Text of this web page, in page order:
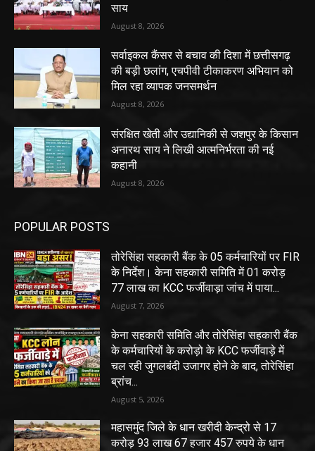
साय
August 8, 2026
सर्वाइकल कैंसर से बचाव की दिशा में छत्तीसगढ़
की बड़ी छलांग, एचपीवी टीकाकरण अभियान को
मिल रहा व्यापक जनसमर्थन
August 8, 2026
संरक्षित खेती और उद्यानिकी से जशपुर के किसान
अनारथ साय ने लिखी आत्मनिर्भरता की नई
कहानी
August 8, 2026
POPULAR POSTS
तोरेसिंहा सहकारी बैंक के 05 कर्मचारियों पर FIR
के निर्देश। केना सहकारी समिति में 01 करोड़
77 लाख का KCC फर्जीवाड़ा जांच में पाया...
August 7, 2026
केना सहकारी समिति और तोरेसिंहा सहकारी बैंक
के कर्मचारियों के करोड़ो के KCC फर्जीवाड़े में
चल रही जुगलबंदी उजागर होने के बाद, तोरेसिंहा
ब्रांच...
August 5, 2026
महासमुंद जिले के धान खरीदी केन्द्रो से 17
करोड़ 93 लाख 67 हजार 457 रुपये के धान